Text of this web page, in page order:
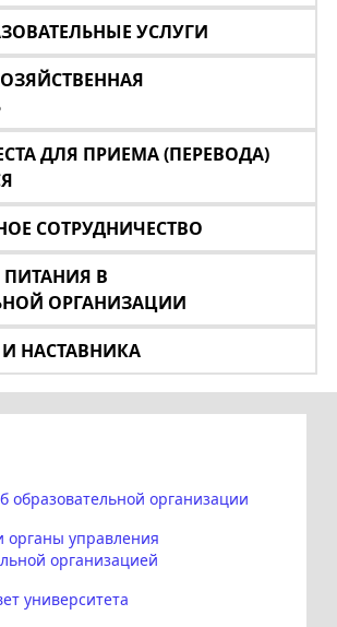
УСЛУГИ
ДЛЯ ПРИЕМА (ПЕРЕВОДА)
СОТРУДНИЧЕСТВО
В
ОРГАНИЗАЦИИ
НАСТАВНИКА
образовательной организации
органы управления
организацией
университета